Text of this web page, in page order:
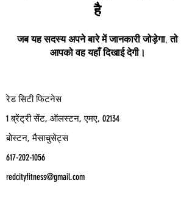
है
जब यह सदस्य अपने बारे में जानकारी जोड़ेगा, तो
आपको वह यहाँ दिखाई देगी।
रेड सिटी फिटनेस
1 ब्रेंट्री सेंट, ऑलस्टन, एमए, 02134
बोस्टन, मैसाचुसेट्स
617-202-1056
redcityfitness@gmail.com